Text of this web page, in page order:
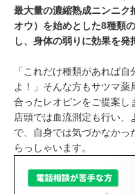
最大量の濃縮熟成ニンニク
オウ）を始めとした8種類
し、身体の弱りに効果を発
「これだけ種類があれば
よ！」そんな方もサツマ薬
合ったレオピンをご提案し
店頭では血流測定も行い、
で、自身では気づかなかっ
らっしゃいます。